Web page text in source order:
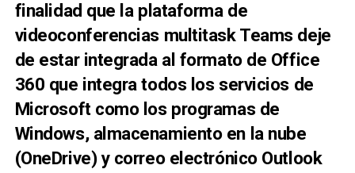
finalidad que la plataforma de
videoconferencias multitask Teams deje
de estar integrada al formato de Office
360 que integra todos los servicios de
Microsoft como los programas de
Windows, almacenamiento en la nube
(OneDrive) y correo electrónico Outlook